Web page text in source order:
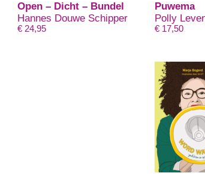
Open – Dicht – Bundel
Hannes Douwe Schipper
€ 24,95
Puwema
Polly
€ 17,50